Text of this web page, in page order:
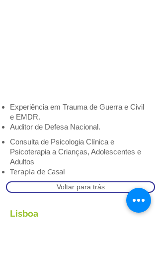
Experiência em Trauma de Guerra e Civil
e EMDR.
Auditor de Defesa Nacional.
Consulta de Psicologia Clínica e
Psicoterapia a Crianças, Adolescentes e
Adultos
Terapia de Casal
Voltar para trás
Lisboa